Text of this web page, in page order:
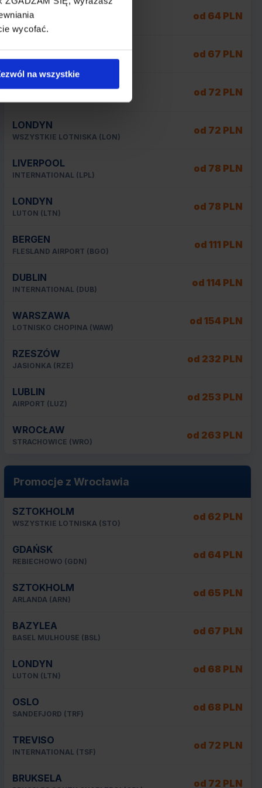
wycofać.
na wszystkie
OSLO od 64 PLN
KRAKÓW
JOHN PAUL II BALICE INTL (KRK)
od 67 PLN
LONDYN od 72 PLN
LONDYN
WSZYSTKIE LOTNISKA (LON)
od 72 PLN
LIVERPOOL
INTERNATIONAL (LPL)
od 78 PLN
LONDYN
LUTON (LTN)
od 78 PLN
BERGEN
FLESLAND AIRPORT (BGO)
od 111 PLN
DUBLIN
INTERNATIONAL (DUB)
od 114 PLN
WARSZAWA
LOTNISKO CHOPINA (WAW)
od 154 PLN
RZESZÓW
JASIONKA (RZE)
od 232 PLN
LUBLIN
AIRPORT (LUZ)
od 253 PLN
WROCŁAW
STRACHOWICE (WRO)
od 263 PLN
Promocje z Wrocławia
SZTOKHOLM
WSZYSTKIE LOTNISKA (STO)
od 62 PLN
GDAŃSK
REBIECHOWO (GDN)
od 64 PLN
SZTOKHOLM
ARLANDA (ARN)
od 65 PLN
BAZYLEA
BASEL MULHOUSE (BSL)
od 67 PLN
LONDYN
LUTON (LTN)
od 68 PLN
OSLO
SANDEFJORD (TRF)
od 68 PLN
TREVISO
INTERNATIONAL (TSF)
od 72 PLN
BRUKSELA od 72 PLN